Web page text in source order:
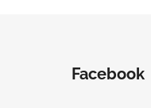
Facebook